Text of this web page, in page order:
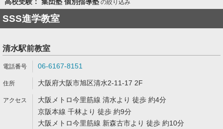
の絞り込み
SSS進学教室
清水駅前教室
06-6167-8151
大阪府大阪市旭区清水2-11-17 2F
大阪メトロ今里筋線 清水より 徒歩 約4分
京阪本線 千林より 徒歩 約9分
大阪メトロ今里筋線 新森古市より 徒歩 約10分